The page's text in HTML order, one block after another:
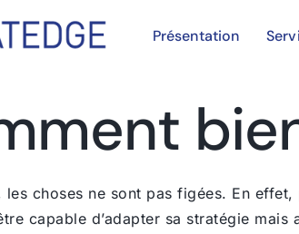
Présentation
les choses ne sont pas figées. En
capable d’adapter sa stratégie